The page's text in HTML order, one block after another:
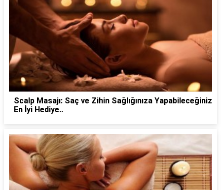
Scalp Masajı: Saç ve Zihin Sağlığınıza Yapabileceğiniz
En İyi Hediye..